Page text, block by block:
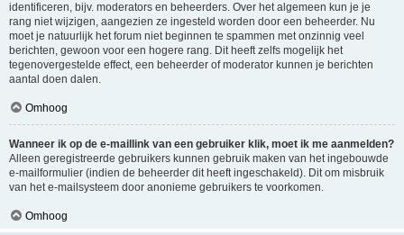
identificeren, bijv. moderators en beheerders. Over het algemeen kun je je
rang niet wijzigen, aangezien ze ingesteld worden door een beheerder. Nu
moet je natuurlijk het forum niet beginnen te spammen met onzinnig veel
berichten, gewoon voor een hogere rang. Dit heeft zelfs mogelijk het
tegenovergestelde effect, een beheerder of moderator kunnen je berichten
aantal doen dalen.
Omhoog
Wanneer ik op de e-maillink van een gebruiker klik, moet ik me aanmelden?
Alleen geregistreerde gebruikers kunnen gebruik maken van het ingebouwde
e-mailformulier (indien de beheerder dit heeft ingeschakeld). Dit om misbruik
van het e-mailsysteem door anonieme gebruikers te voorkomen.
Omhoog